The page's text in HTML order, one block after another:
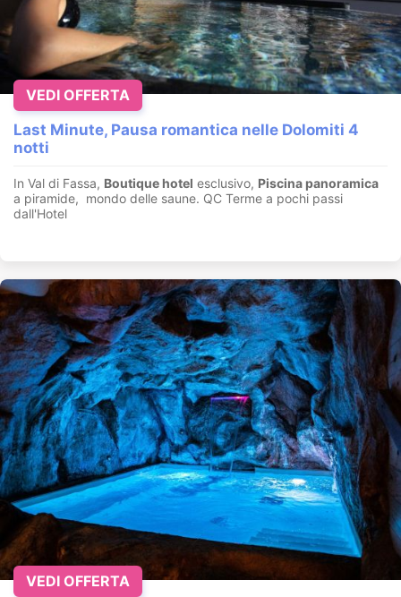
Last Minute, Pausa romantica nelle Dolomiti 4
notti
In Val di Fassa, Boutique hotel esclusivo, Piscina panoramica
a piramide, mondo delle saune. QC Terme a pochi passi
dall'Hotel
VEDI OFFERTA
VEDI OFFERTA